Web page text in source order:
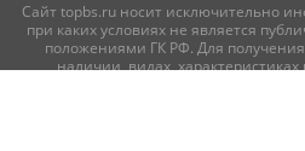
Сайт topbs.ru носит исключительно
при каких условиях не является
положениями ГК РФ. Для
наличии, видах,